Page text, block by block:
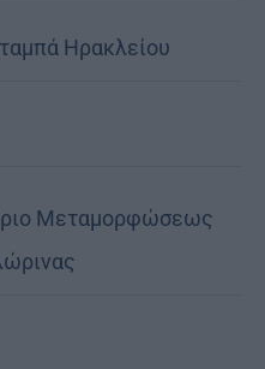
Ηρακλείου
Μεταμορφώσεως